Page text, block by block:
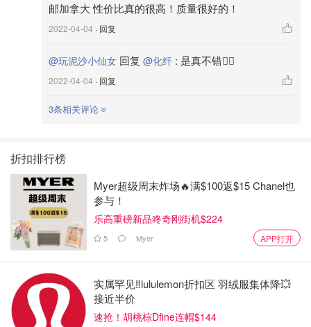
邮加拿大 性价比真的很高！质量很好的！
2022-04-04 · 回复
@玩泥沙小仙女 回复 @化纤 : 是真不错👍🏻
2022-04-04 · 回复
3条相关评论
折扣排行榜
Myer超级周末炸场🔥满$100返$15 Chanel也
参与！
乐高重磅新品咚奇刚街机$224
5 Myer APP打开
实属罕见‼️lululemon折扣区 羽绒服集体降💥
接近半价
速抢！胡桃棕Dfine连帽$144